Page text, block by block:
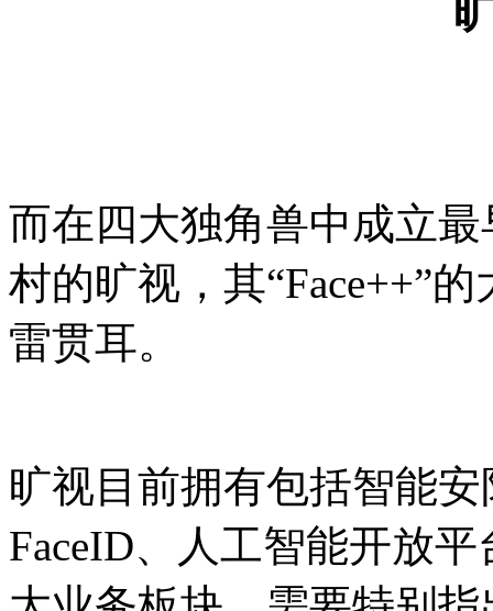
而在四大独角兽中成立
村的旷视，其“Face++”
雷贯耳。
旷视目前拥有包括智能
FaceID、人工智能开放